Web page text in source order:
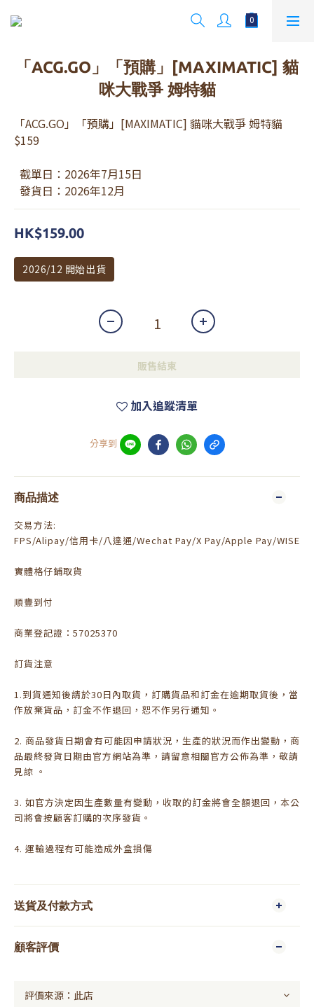
「ACG.GO」「預購」[MAXIMATIC] 貓
咪大戰爭 姆特貓
「ACG.GO」「預購」[MAXIMATIC] 貓咪大戰爭 姆特貓
$159
  截單日：2026年7月15日
  發貨日：2026年12月
HK$159.00
2026/12 開始出貨
販售結束
加入追蹤清單
分享到
商品描述
交易方法:
FPS/Alipay/信用卡/八達通/Wechat Pay/X Pay/Apple Pay/WISE
實體格仔鋪取貨
順豐到付
商業登記證：57025370
訂貨注意
1.到貨通知後請於30日內取貨，訂購貨品和訂金在逾期取貨後，當
作放棄貨品，訂金不作退回，恕不作另行通知。
2. 商品發貨日期會有可能因申請狀況，生產的狀況而作出變動，商
品最終發貨日期由官方網站為準，請留意相關官方公佈為準，敬請
見諒 。
3. 如官方決定因生產數量有變動，收取的訂金將會全額退回，本公
司將會按顧客訂購的次序發貨。
4. 運輸過程有可能造成外盒損傷
送貨及付款方式
顧客評價